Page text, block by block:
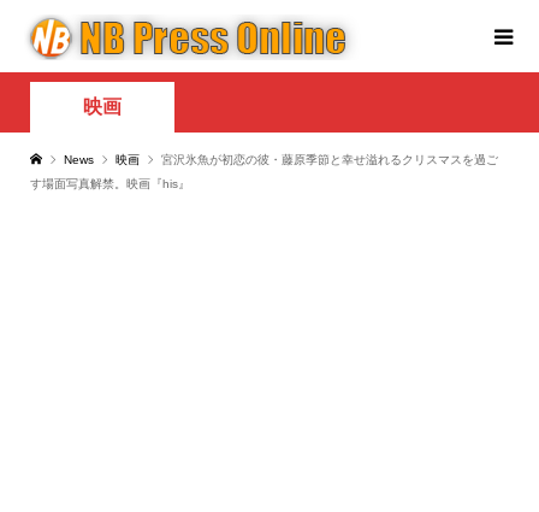
映画
News 映画
宮沢氷魚が初恋の彼・藤原季節と幸せ溢れるクリスマスを過ご
す場面写真解禁。映画『his』